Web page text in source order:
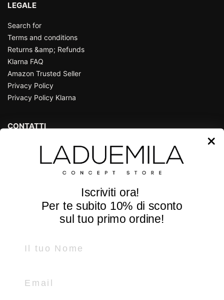
LEGALE
Search for
Terms and conditions
Returns &amp; Refunds
Klarna FAQ
Amazon Trusted Seller
Privacy Policy
Privacy Policy Klarna
CONTATTI
P.zza Guglielmo Marconi, 25
36071 Arzignano - Vicenza - Italy
Tel e Whatsapp +39 0444 670185
FacebookInstagram
Iscriviti ora!
Per te subito 10% di sconto
sul tuo primo ordine!